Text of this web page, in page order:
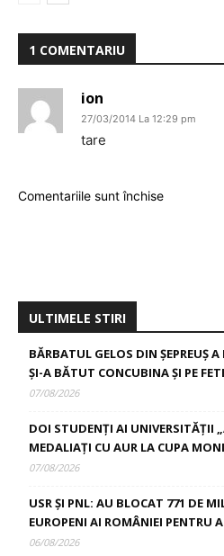
1 COMENTARIU
ion
27/03/2014 La 12:29 pm
tare
Comentariile sunt închise
ULTIMELE STIRI
BĂRBATUL GELOS DIN ȘEPREUȘ
ȘI-A BĂTUT CONCUBINA ȘI PE
07/08/2026
DOI STUDENȚI AI UNIVERSITĂȚII
MEDALIAȚI CU AUR LA CUPA
07/08/2026
USR ȘI PNL: AU BLOCAT 771 DE
EUROPENI AI ROMÂNIEI PENTRU
06/08/2026